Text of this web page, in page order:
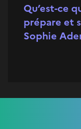
Qu’est-ce
prépare et
Sophie